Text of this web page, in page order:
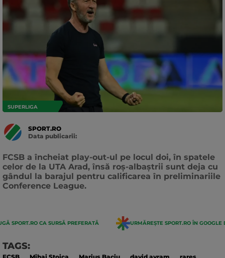
SUPERLIGA
SPORT.RO
Data publicarii:
FCSB a încheiat play-out-ul pe locul doi, în spatele
celor de la UTA Arad, însă roș-albaștrii sunt deja cu
gândul la barajul pentru calificarea în preliminariile
Conference League.
SPORT.RO CA SURSĂ PREFERATĂ URMĂREȘTE SPORT.RO ÎN GOOGLE
TAGS: